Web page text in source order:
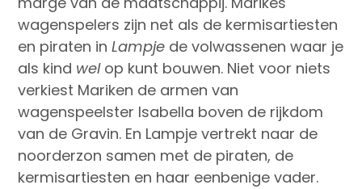
wagenspelers zijn net als de kermisartiesten
en piraten inLampje de volwassenen waar je
als kind welop kunt bouwen. Niet voor niets
verkiest Mariken de armen van
wagenspeelster Isabella boven de rijkdom
van de Gravin. En Lampje vertrekt naar de
noorderzon samen met de piraten, de
kermisartiesten en haar eenbenige vader.